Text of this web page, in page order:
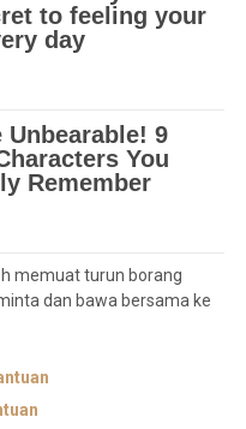
memuat turun borang
dan bawa bersama ke